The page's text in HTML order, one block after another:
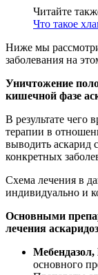
Читайте
Что такое
Ниже мы
заболевания на
Уничтожение
кишечной фазе
В результате чего
терапии в
выводить аскарид
конкретных
Схема лечения в
индивидуально и
Основными
лечения
основного